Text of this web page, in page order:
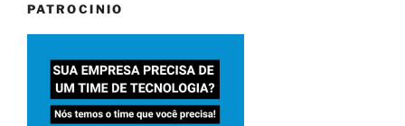
PATROCINIO